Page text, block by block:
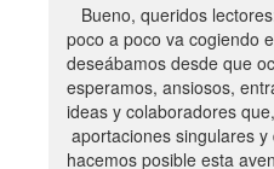
Bueno, queridos
poco a poco va cogiendo
deseábamos desde que
esperamos, ansiosos,
ideas y colaboradores
aportaciones singulares
hacemos posible esta